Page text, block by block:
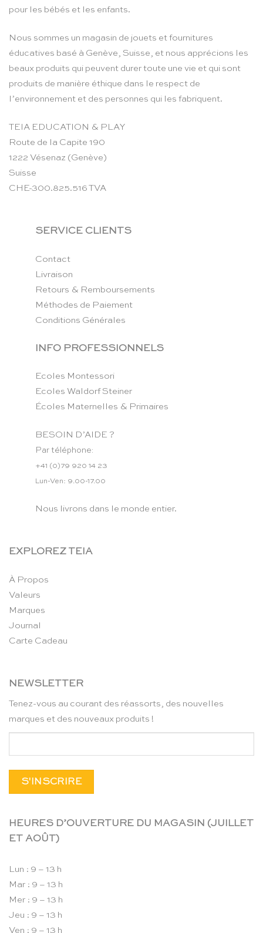
pour les bébés et les enfants.
Nous sommes un magasin de jouets et fournitures
éducatives basé à Genève, Suisse, et nous apprécions les
beaux produits qui peuvent durer toute une vie et qui sont
produits de manière éthique dans le respect de
l’environnement et des personnes qui les fabriquent.
TEIA EDUCATION & PLAY
Route de la Capite 190
1222 Vésenaz (Genève)
Suisse
CHE-300.825.516 TVA
SERVICE CLIENTS
Contact
Livraison
Retours & Remboursements
Méthodes de Paiement
Conditions Générales
INFO PROFESSIONNELS
Ecoles Montessori
Ecoles Waldorf Steiner
Écoles Maternelles & Primaires
BESOIN D’AIDE ?
Par téléphone:
+41 (0)79 920 14 23
Lun-Ven: 9.00-17.00
Nous livrons dans le monde entier.
EXPLOREZ TEIA
À Propos
Valeurs
Marques
Journal
Carte Cadeau
NEWSLETTER
Tenez-vous au courant des réassorts, des nouvelles
marques et des nouveaux produits !
HEURES D’OUVERTURE DU MAGASIN (JUILLET
ET AOÛT)
Lun : 9 – 13 h
Mar : 9 – 13 h
Mer : 9 – 13 h
Jeu : 9 – 13 h
Ven : 9 – 13 h